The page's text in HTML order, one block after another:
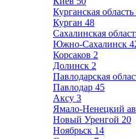
Курганская область
Курган 48
Сахалинская
Южно-Сахалинск
Корсаков 2
Долинск 2
Павлодарская
Павлодар 45
Аксу 3
Ямало-Ненецкий
Новый Уренгой 20
Ноябрьск 14